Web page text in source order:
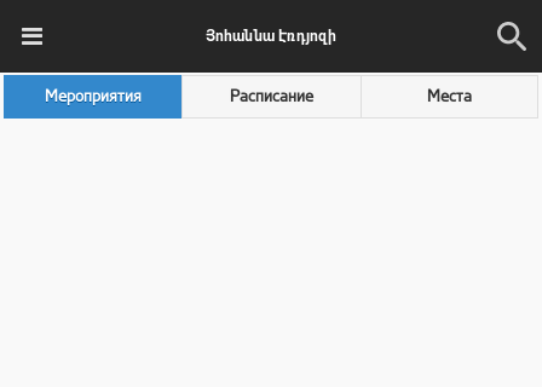
Յոհաննա Էռդյոզի
Мероприятия Расписание Места